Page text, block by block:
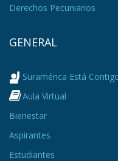
Derechos Pecuniarios
GENERAL
Suramérica Está
Aula Virtual
Bienestar
Aspirantes
Estudiantes